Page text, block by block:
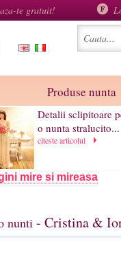
te gratuit!
Produse nunta
Detalii sclipitoare
o nunta stralucito...
citeste articolul
mire si mireasa
nunti - Cristina &